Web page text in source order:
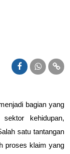
bagian yang
kehidupan,
satu tantangan
proses klaim yang